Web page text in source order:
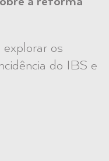
explorar os
do IBS e